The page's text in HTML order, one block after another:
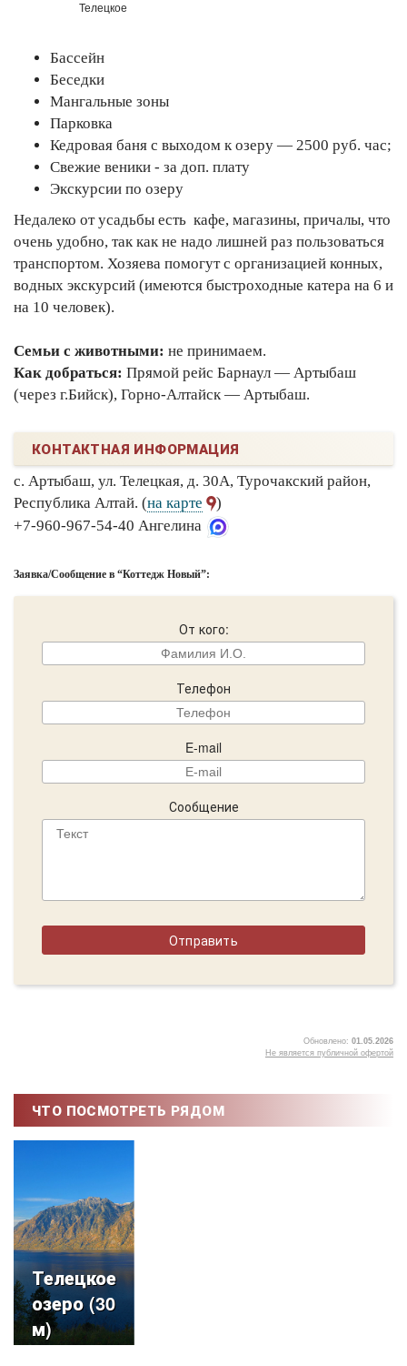
Телецкое
Бассейн
Беседки
Мангальные зоны
Парковка
Кедровая баня с выходом к озеру — 2500 руб. час;
Свежие веники - за доп. плату
Экскурсии по озеру
Недалеко от усадьбы есть кафе, магазины, причалы, что
очень удобно, так как не надо лишней раз пользоваться
транспортом. Хозяева помогут с организацией конных,
водных экскурсий (имеются быстроходные катера на 6 и
на 10 человек).
Семьи с животными: не принимаем.
Как добраться: Прямой рейс Барнаул — Артыбаш
(через г.Бийск), Горно-Алтайск — Артыбаш.
КОНТАКТНАЯ ИНФОРМАЦИЯ
с. Артыбаш, ул. Телецкая, д. 30А, Турочакский район,
Республика Алтай. (на карте
)
+7-960-967-54-40 Ангелина
Заявка/Сообщение в “Коттедж Новый”:
От кого:
Телефон
E-mail
Сообщение
Обновлено: 01.05.2026
Не является публичной офертой
ЧТО ПОСМОТРЕТЬ РЯДОМ
Телецкое
озеро (30
м)